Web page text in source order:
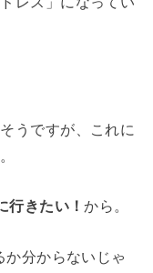
うですが、これに
行きたい！から。
か分からないじゃ